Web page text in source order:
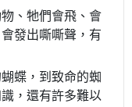
、牠們會飛、會
發出嘶嘶聲，有
蝶，到致命的蜘
，還有許多難以